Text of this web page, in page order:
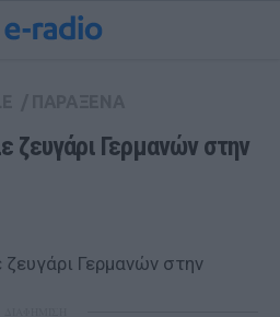
ζευγάρι Γερμανών στην